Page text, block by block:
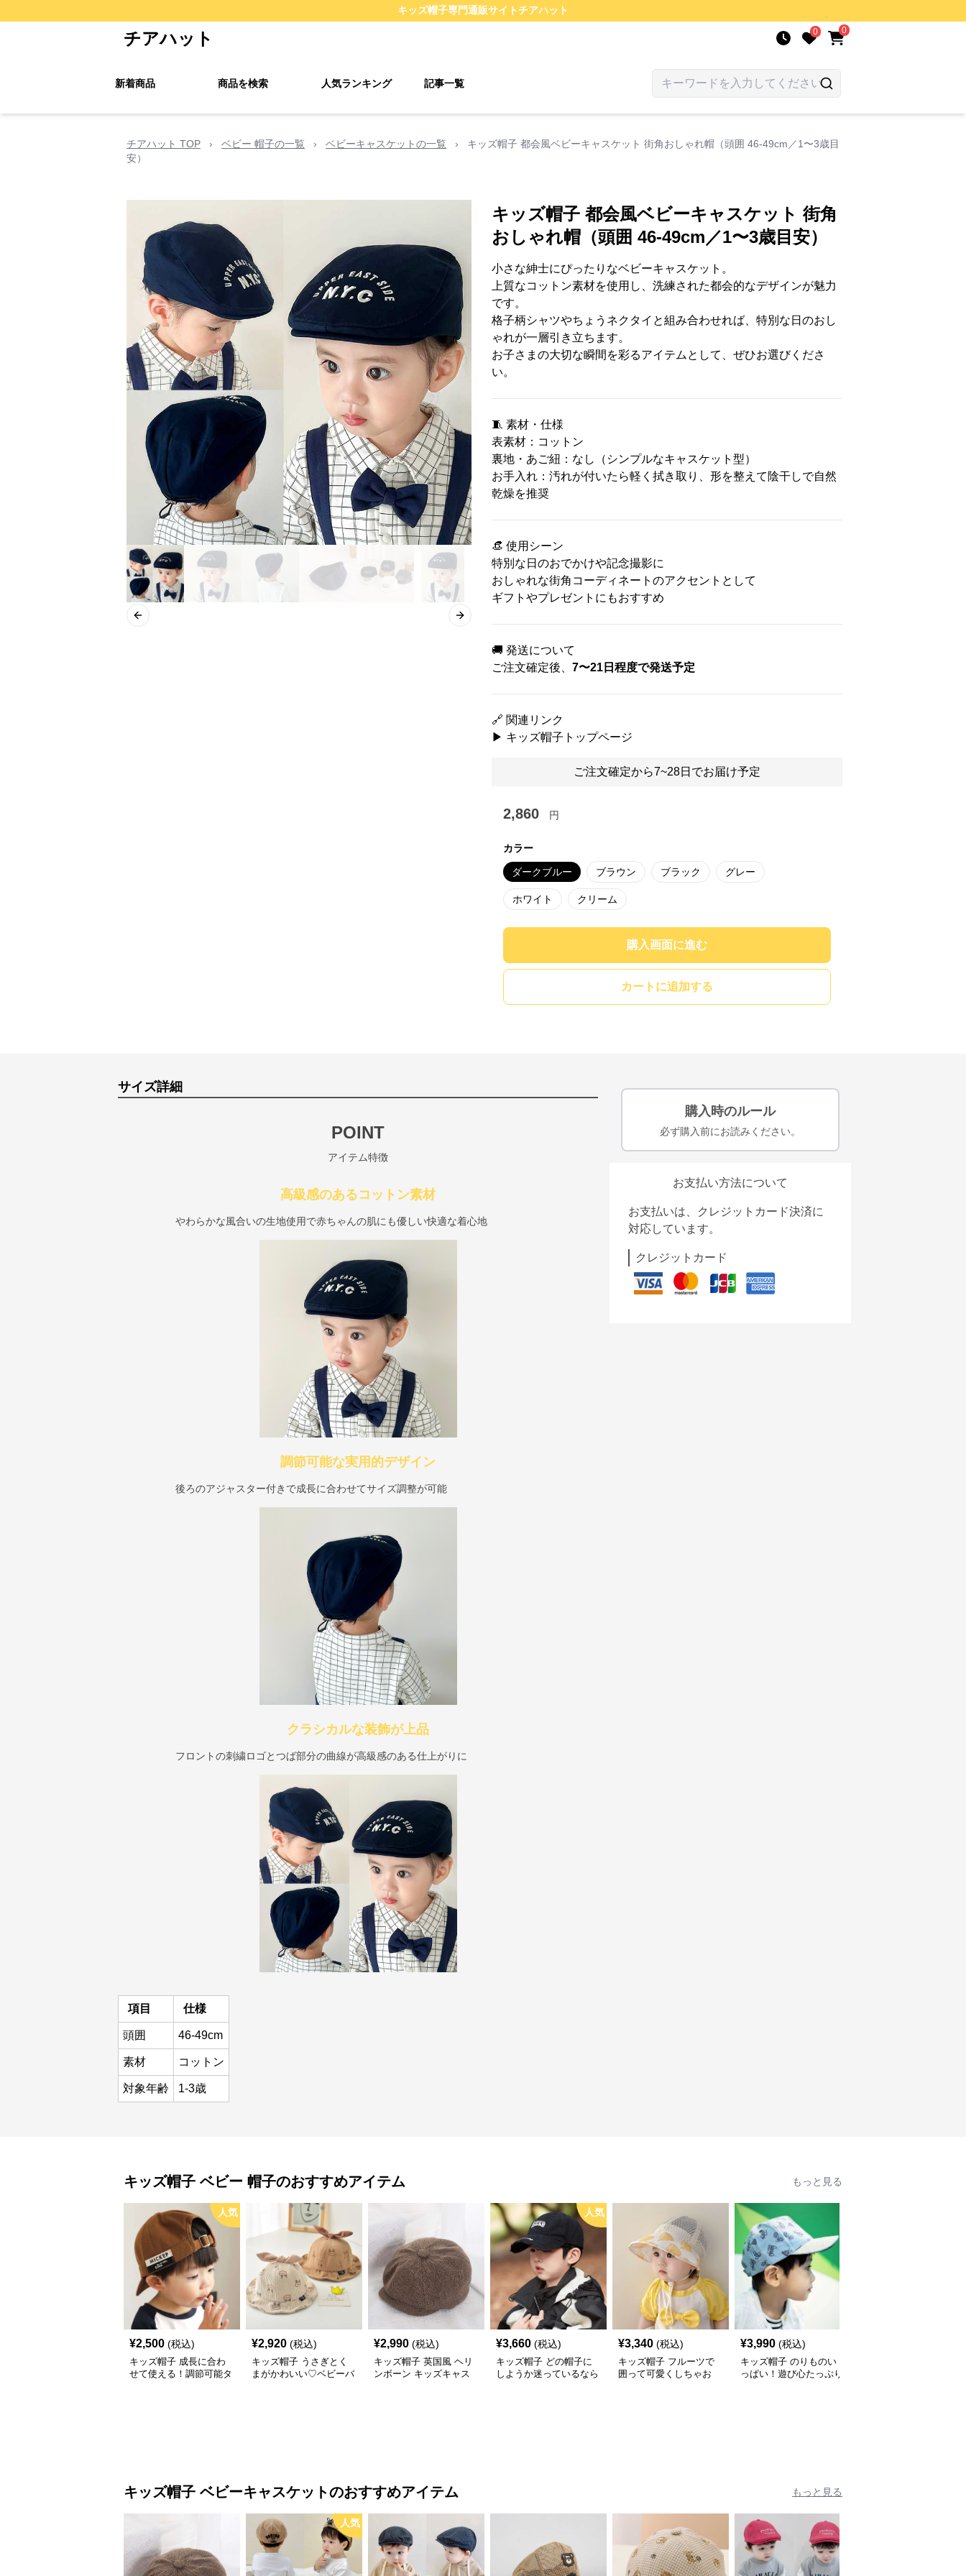
キッズ帽子専門通販サイトチアハット
チアハット 0 0
新着商品 商品を検索 人気ランキング 記事一覧
チアハット TOP › ベビー 帽子の一覧 › ベビーキャスケットの一覧 ›
キッズ帽子 都会風ベビーキャスケット 街角おしゃれ帽（頭囲 46‑49cm／1〜3歳目
安）
Previous slide Next slide
キッズ帽子 都会風ベビーキャスケット 街角
おしゃれ帽（頭囲 46‑49cm／1〜3歳目安）
小さな紳士にぴったりなベビーキャスケット。
上質なコットン素材を使用し、洗練された都会的なデザインが魅力
です。
格子柄シャツやちょうネクタイと組み合わせれば、特別な日のおし
ゃれが一層引き立ちます。
お子さまの大切な瞬間を彩るアイテムとして、ぜひお選びくださ
い。
🧵 素材・仕様
表素材：コットン
裏地・あご紐：なし（シンプルなキャスケット型）
お手入れ：汚れが付いたら軽く拭き取り、形を整えて陰干しで自然
乾燥を推奨
👒 使用シーン
特別な日のおでかけや記念撮影に
おしゃれな街角コーディネートのアクセントとして
ギフトやプレゼントにもおすすめ
🚚 発送について
ご注文確定後、 7〜21日程度で発送予定
🔗 関連リンク
▶ キッズ帽子トップページ
ご注文確定から7~28日でお届け予定
2,860 円
カラー
ダークブルー ブラウン ブラック グレー
ホワイト クリーム
購入画面に進む
カートに追加する
サイズ詳細
POINT
アイテム特徴
高級感のあるコットン素材
やわらかな風合いの生地使用で赤ちゃんの肌にも優しい快適な着心地
調節可能な実用的デザイン
後ろのアジャスター付きで成長に合わせてサイズ調整が可能
クラシカルな装飾が上品
フロントの刺繍ロゴとつば部分の曲線が高級感のある仕上がりに
項目 仕様
頭囲 46-49cm
素材 コットン
対象年齢 1-3歳
購入時のルール
必ず購入前にお読みください。
お支払い方法について
お支払いは、クレジットカード決済に
対応しています。
クレジットカード
キッズ帽子 ベビー 帽子のおすすめアイテム もっと見る
人気
¥2,500 (税込)
キッズ帽子 成長に合わ
せて使える！調節可能タ
¥2,920 (税込)
キッズ帽子 うさぎとく
まがかわいい♡ベビーバ
¥2,990 (税込)
キッズ帽子 英国風 ヘリ
ンボーン キッズキャス
人気
¥3,660 (税込)
キッズ帽子 どの帽子に
しようか迷っているなら
¥3,340 (税込)
キッズ帽子 フルーツで
囲って可愛くしちゃお
¥3,990 (税込)
キッズ帽子 のりものい
っぱい！遊び心たっぷり
キッズ帽子 ベビーキャスケットのおすすめアイテム もっと見る
人気